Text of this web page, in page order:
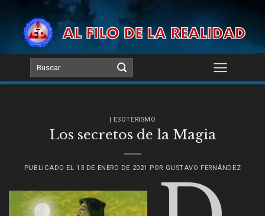
content
| ESOTERISMO
Los secretos de la Magia
PUBLICADO EL 13 DE ENERO DE 2021 POR GUSTAVO FERNÁNDEZ